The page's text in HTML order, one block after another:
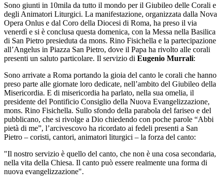
Sono giunti in 10mila da tutto il mondo per il Giubileo delle Corali e
degli Animatori Liturgici. La manifestazione, organizzata dalla Nova
Opera Onlus e dal Coro della Diocesi di Roma, ha preso il via
venerdì e si è conclusa questa domenica, con la Messa nella Basilica
di San Pietro presieduta da mons. Rino Fisichella e la partecipazione
all’Angelus in Piazza San Pietro, dove il Papa ha rivolto alle corali
presenti un saluto particolare. Il servizio di Eugenio Murrali:
Sono arrivate a Roma portando la gioia del canto le corali che hanno
preso parte alle giornate loro dedicate, nell’ambito del Giubileo della
Misericordia. E di misericordia ha parlato, nella sua omelia, il
presidente del Pontificio Consiglio della Nuova Evangelizzazione,
mons. Rino Fisichella. Sullo sfondo della parabola del fariseo e del
pubblicano, che si rivolge a Dio chiedendo con poche parole “Abbi
pietà di me”, l’arcivescovo ha ricordato ai fedeli presenti a San
Pietro – coristi, cantori, animatori liturgici – la forza del canto:
"Il nostro servizio è quello del canto, che non è una cosa secondaria,
nella vita della Chiesa. Il canto può essere realmente una forma di
nuova evangelizzazione".